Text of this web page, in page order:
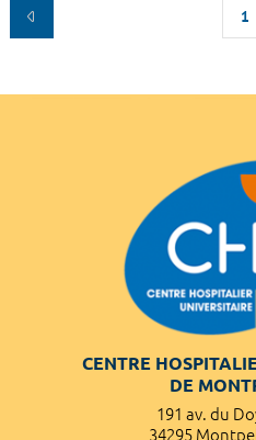
1
CENTRE
DE
191 av. du
34295